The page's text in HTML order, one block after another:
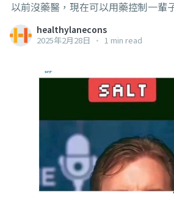
以前沒藥醫，現在可以用藥控制一輩
尿病和某幾種的白血病等。 確實，沒人希望一輩子吃藥，
甚至還有人會笑是藥罐子。 那是那些人不懂事，不要管他
天”的方式讓無辜的孩子們延長生命
一樣生活。
healthylanecons
2025年2月28日 • 1 min read